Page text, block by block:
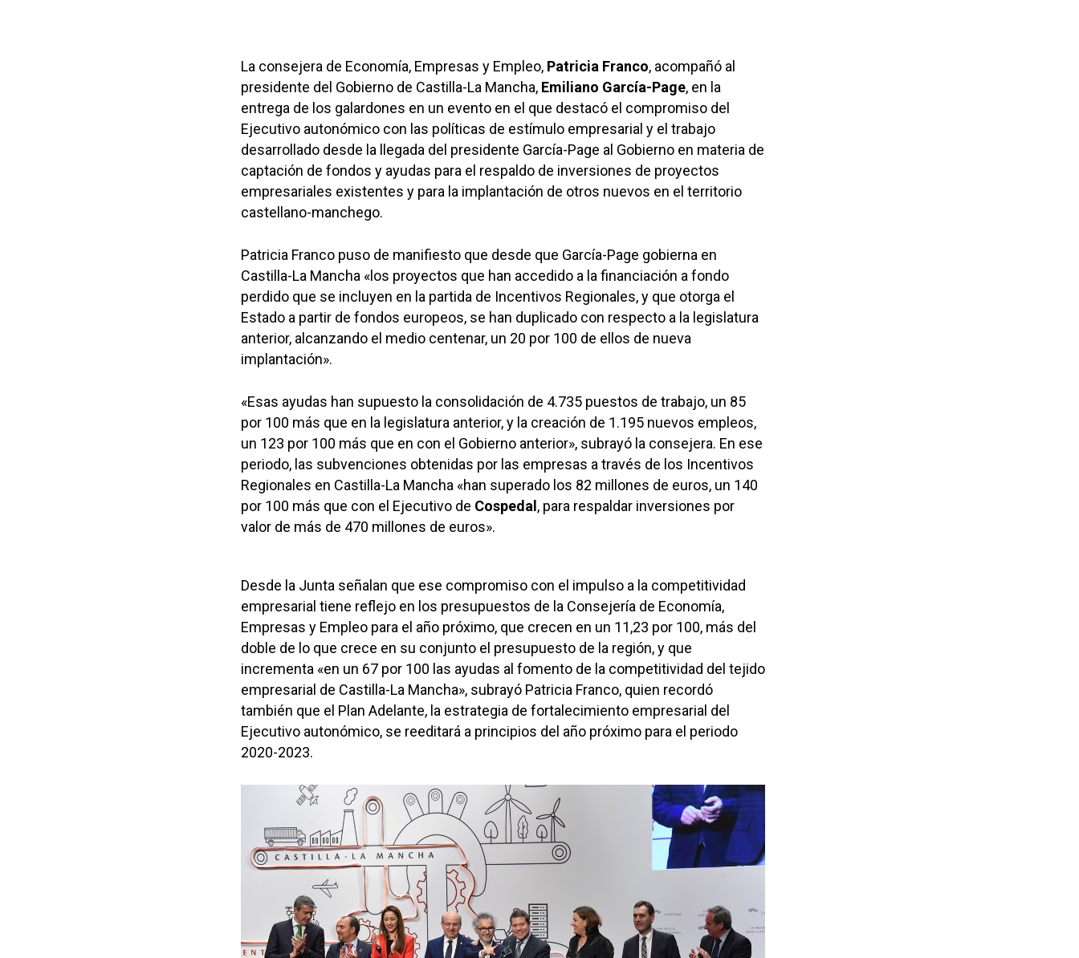
La consejera de Economía, Empresas y Empleo, Patricia Franco, acompañó al
presidente del Gobierno de Castilla-La Mancha, Emiliano García-Page, en la
entrega de los galardones en un evento en el que destacó el compromiso del
Ejecutivo autonómico con las políticas de estímulo empresarial y el trabajo
desarrollado desde la llegada del presidente García-Page al Gobierno en materia de
captación de fondos y ayudas para el respaldo de inversiones de proyectos
empresariales existentes y para la implantación de otros nuevos en el territorio
castellano-manchego.
Patricia Franco puso de manifiesto que desde que García-Page gobierna en
Castilla-La Mancha «los proyectos que han accedido a la financiación a fondo
perdido que se incluyen en la partida de Incentivos Regionales, y que otorga el
Estado a partir de fondos europeos, se han duplicado con respecto a la legislatura
anterior, alcanzando el medio centenar, un 20 por 100 de ellos de nueva
implantación».
«Esas ayudas han supuesto la consolidación de 4.735 puestos de trabajo, un 85
por 100 más que en la legislatura anterior, y la creación de 1.195 nuevos empleos,
un 123 por 100 más que en con el Gobierno anterior», subrayó la consejera. En ese
periodo, las subvenciones obtenidas por las empresas a través de los Incentivos
Regionales en Castilla-La Mancha «han superado los 82 millones de euros, un 140
por 100 más que con el Ejecutivo de Cospedal, para respaldar inversiones por
valor de más de 470 millones de euros».
Desde la Junta señalan que ese compromiso con el impulso a la competitividad
empresarial tiene reflejo en los presupuestos de la Consejería de Economía,
Empresas y Empleo para el año próximo, que crecen en un 11,23 por 100, más del
doble de lo que crece en su conjunto el presupuesto de la región, y que
incrementa «en un 67 por 100 las ayudas al fomento de la competitividad del tejido
empresarial de Castilla-La Mancha», subrayó Patricia Franco, quien recordó
también que el Plan Adelante, la estrategia de fortalecimiento empresarial del
Ejecutivo autonómico, se reeditará a principios del año próximo para el periodo
2020-2023.